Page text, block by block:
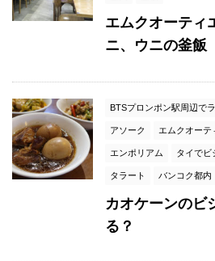
エムクオーティ
ニ、ウニの釜飯
BTSプロンポン駅周辺で
アソーク エムクオーテ
エンポリアム タイでビ
タラート バンコク都内
カオケーンのビ
る？